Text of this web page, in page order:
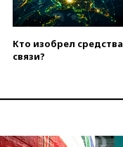
21:15 Пентагон
16 новых видео с
21:00 На границе
20:53Швыдкой:
Кто изобрел средства
связи?